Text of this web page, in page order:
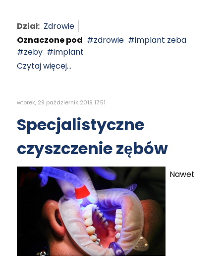
Dział: Zdrowie
Oznaczone pod
zdrowie
implant zeba
zeby
implant
Czytaj więcej...
wtorek, 29 październik 2019 17:51
Specjalistyczne
czyszczenie zębów
Nawet